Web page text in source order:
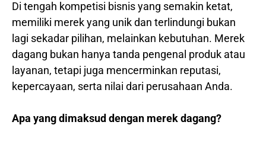
Di tengah kompetisi bisnis yang semakin ketat,
memiliki merek yang unik dan terlindungi bukan
lagi sekadar pilihan, melainkan kebutuhan. Merek
dagang bukan hanya tanda pengenal produk atau
layanan, tetapi juga mencerminkan reputasi,
kepercayaan, serta nilai dari perusahaan Anda.
Apa yang dimaksud dengan merek dagang?